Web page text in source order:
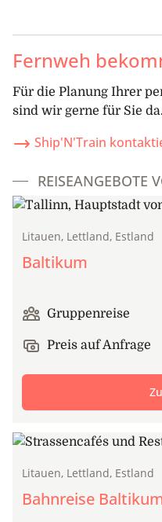
Fernweh
Für die Planung Ihrer
sind wir gerne für Sie da.
Ship'N'Train
REISEANGEBOTE
Litauen, Lettland, Estland
Baltikum
Gruppenreise
Preis auf Anfrage
Litauen, Lettland, Estland
Bahnreise